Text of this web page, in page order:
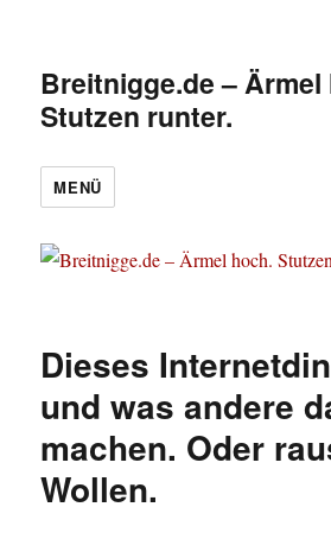
Breitnigge.de – Ärmel
Stutzen runter.
MENÜ
Dieses
und was andere
machen. Oder
Wollen.